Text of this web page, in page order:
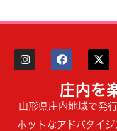
庄内を
山形県庄内地域で発
ホットなアドバタイ